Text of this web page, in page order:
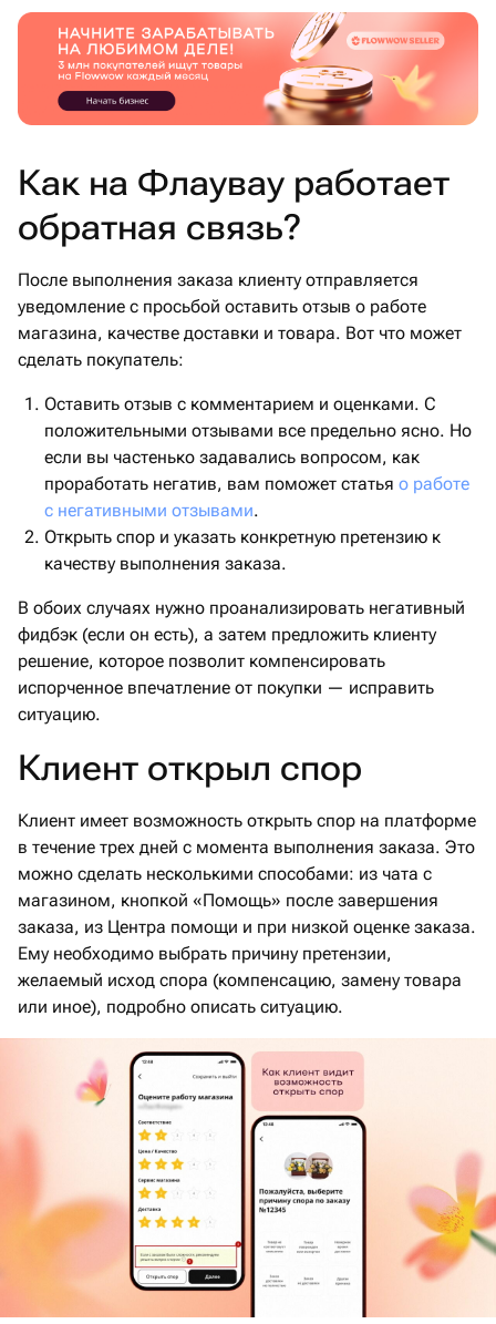
Как на Флаувау работает
обратная связь?
После выполнения заказа клиенту отправляется
уведомление с просьбой оставить отзыв о работе
магазина, качестве доставки и товара. Вот что может
сделать покупатель:
Оставить отзыв с комментарием и оценками. С
положительными отзывами все предельно ясно. Но
если вы частенько задавались вопросом, как
проработать негатив, вам поможет статья о работе
с негативными отзывами.
Открыть спор и указать конкретную претензию к
качеству выполнения заказа.
В обоих случаях нужно проанализировать негативный
фидбэк (если он есть), а затем предложить клиенту
решение, которое позволит компенсировать
испорченное впечатление от покупки — исправить
ситуацию.
Клиент открыл спор
Клиент имеет возможность открыть спор на платформе
в течение трех дней с момента выполнения заказа. Это
можно сделать несколькими способами: из чата с
магазином, кнопкой «Помощь» после завершения
заказа, из Центра помощи и при низкой оценке заказа.
Ему необходимо выбрать причину претензии,
желаемый исход спора (компенсацию, замену товара
или иное), подробно описать ситуацию.